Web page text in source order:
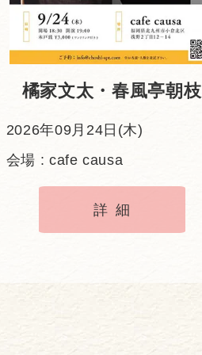
橘家文太・春風亭朝枝
2026年09月24日(木)
会場 : cafe causa
詳細